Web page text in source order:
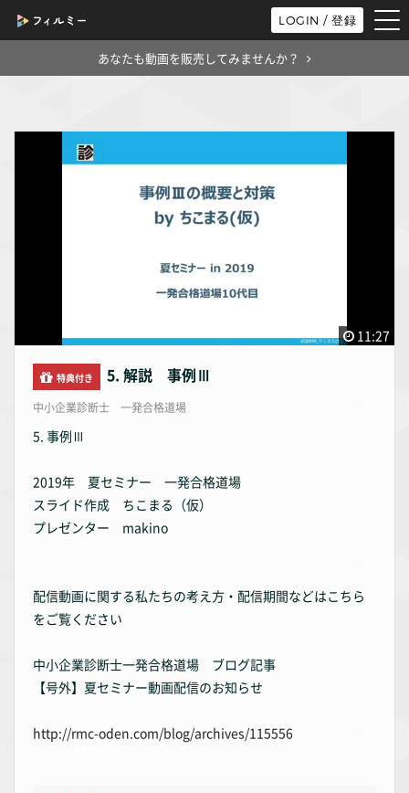
LOGIN / 登録
あなたも動画を販売してみませんか？
11:27
特典付き 5. 解説 事例Ⅲ
中小企業診断士 一発合格道場
5. 事例Ⅲ
2019年 夏セミナー 一発合格道場
スライド作成 ちこまる（仮）
プレゼンター makino
配信動画に関する私たちの考え方・配信期間などはこちら
をご覧ください
中小企業診断士一発合格道場 ブログ記事
【号外】夏セミナー動画配信のお知らせ
http://rmc-oden.com/blog/archives/115556